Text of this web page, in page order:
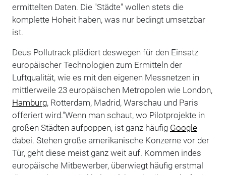
ermittelten Daten. Die "Städte" wollen stets die
komplette Hoheit haben, was nur bedingt umsetzbar
ist.
Deus Pollutrack plädiert deswegen für den Einsatz
europäischer Technologien zum Ermitteln der
Luftqualität, wie es mit den eigenen Messnetzen in
mittlerweile 23 europäischen Metropolen wie London,
Hamburg, Rotterdam, Madrid, Warschau und Paris
offeriert wird."Wenn man schaut, wo Pilotprojekte in
großen Städten aufpoppen, ist ganz häufig Google
dabei. Stehen große amerikanische Konzerne vor der
Tür, geht diese meist ganz weit auf. Kommen indes
europäische Mitbewerber, überwiegt häufig erstmal